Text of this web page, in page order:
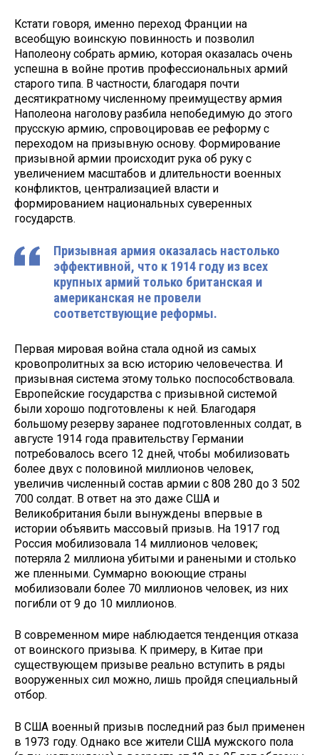
Кстати говоря, именно переход Франции на
всеобщую воинскую повинность и позволил
Наполеону собрать армию, которая оказалась очень
успешна в войне против профессиональных армий
старого типа. В частности, благодаря почти
десятикратному численному преимуществу армия
Наполеона наголову разбила непобедимую до этого
прусскую армию, спровоцировав ее реформу с
переходом на призывную основу. Формирование
призывной армии происходит рука об руку с
увеличением масштабов и длительности военных
конфликтов, централизацией власти и
формированием национальных суверенных
государств.
Призывная армия оказалась настолько
эффективной, что к 1914 году из всех
крупных армий только британская и
американская не провели
соответствующие реформы.
Первая мировая война стала одной из самых
кровопролитных за всю историю человечества. И
призывная система этому только поспособствовала.
Европейские государства с призывной системой
были хорошо подготовлены к ней. Благодаря
большому резерву заранее подготовленных солдат, в
августе 1914 года правительству Германии
потребовалось всего 12 дней, чтобы мобилизовать
более двух с половиной миллионов человек,
увеличив численный состав армии с 808 280 до 3 502
700 солдат. В ответ на это даже США и
Великобритания были вынуждены впервые в
истории объявить массовый призыв. На 1917 год
Россия мобилизовала 14 миллионов человек;
потеряла 2 миллиона убитыми и ранеными и столько
же пленными. Суммарно воюющие страны
мобилизовали более 70 миллионов человек, из них
погибли от 9 до 10 миллионов.
В современном мире наблюдается тенденция отказа
от воинского призыва. К примеру, в Китае при
существующем призыве реально вступить в ряды
вооруженных сил можно, лишь пройдя специальный
отбор.
В США военный призыв последний раз был применен
в 1973 году. Однако все жители США мужского пола